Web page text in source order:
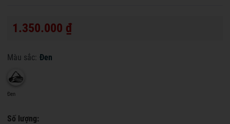
1.350.000 ₫
Màu sắc: Đen
Đen
Số lượng: